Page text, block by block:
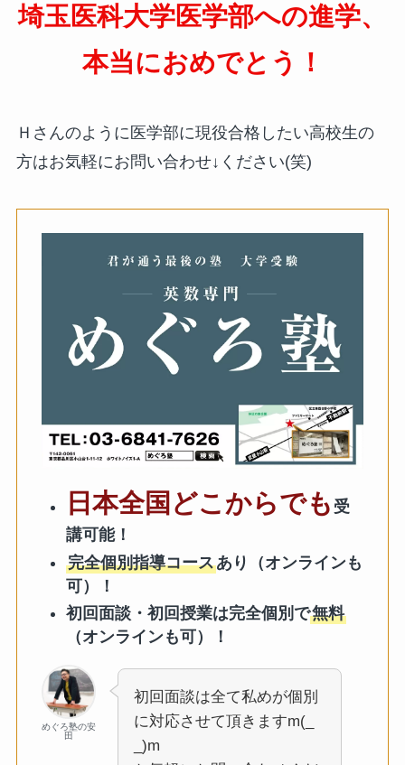
埼玉医科大学医学部への進学、
本当におめでとう！
Ｈさんのように医学部に現役合格したい高校生の
方はお気軽にお問い合わせ↓ください(笑)
日本全国どこからでも 受
講可能！
完全個別指導コースあり（オンラインも
可）！
初回面談・初回授業は完全個別で無料
（オンラインも可）！
めぐろ塾の安
田
初回面談は全て私めが個別
に対応させて頂きますm(_
_)m